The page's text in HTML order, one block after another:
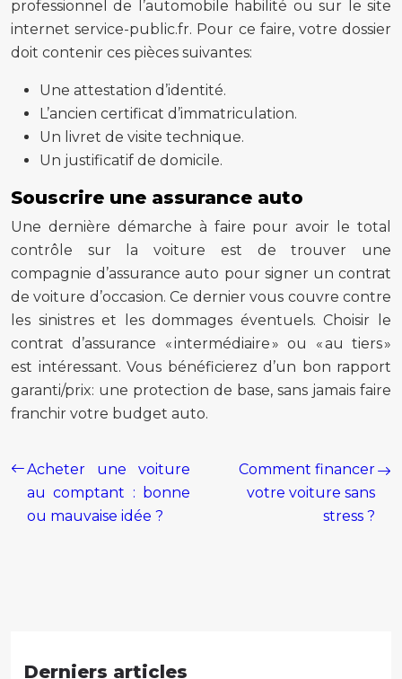
professionnel de l’automobile habilité ou sur le site
internet service-public.fr. Pour ce faire, votre dossier
doit contenir ces pièces suivantes:
Une attestation d’identité.
L’ancien certificat d’immatriculation.
Un livret de visite technique.
Un justificatif de domicile.
Souscrire une assurance auto
Une dernière démarche à faire pour avoir le total
contrôle sur la voiture est de trouver une
compagnie d’assurance auto pour signer un contrat
de voiture d’occasion. Ce dernier vous couvre contre
les sinistres et les dommages éventuels. Choisir le
contrat d’assurance « intermédiaire » ou « au tiers »
est intéressant. Vous bénéficierez d’un bon rapport
garanti/prix: une protection de base, sans jamais faire
franchir votre budget auto.
Acheter une voiture
au comptant : bonne
ou mauvaise idée ?
Comment financer
votre voiture sans
stress ?
Derniers articles